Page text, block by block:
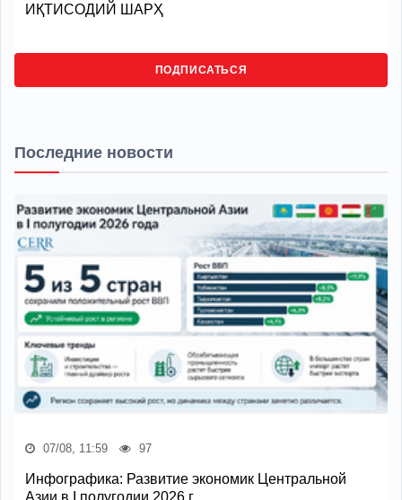
ИҚТИСОДИЙ ШАРҲ
ПОДПИСАТЬСЯ
Последние новости
07/08, 11:59 97
Инфографика: Развитие экономик Центральной
Азии в I полугодии 2026 г.